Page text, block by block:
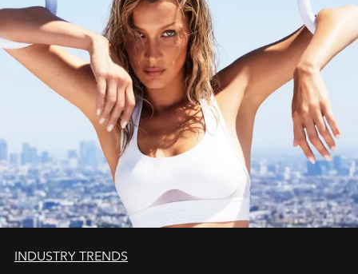
INDUSTRY TRENDS